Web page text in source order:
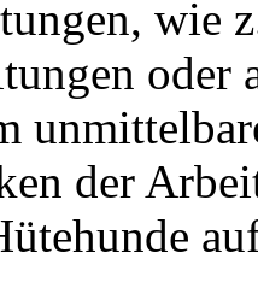
wie
oder
der